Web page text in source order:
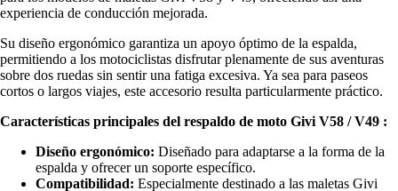
experiencia de conducción mejorada.
Su diseño ergonómico garantiza un apoyo óptimo de la espalda,
permitiendo a los motociclistas disfrutar plenamente de sus aventuras
sobre dos ruedas sin sentir una fatiga excesiva. Ya sea para paseos
cortos o largos viajes, este accesorio resulta particularmente práctico.
Características principales del respaldo de moto Givi V58 / V49 :
Diseño ergonómico: Diseñado para adaptarse a la forma de la
espalda y ofrecer un soporte específico.
Compatibilidad: Especialmente destinado a las maletas Givi